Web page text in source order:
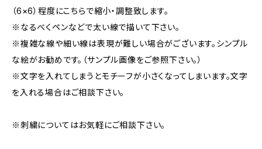
（6×6）程度にこちらで縮小・調整致します。
※なるべくペンなどで太い線で描いて下さい。
※複雑な線や細い線は表現が難しい場合がございます。シンプル
な絵がお勧めです。（サンプル画像をご参照下さい。）
※文字を入れてしまうとモチーフが小さくなってしまいます。文字
を入れる場合はご相談下さい。
※刺繍についてはお気軽にご相談下さい。